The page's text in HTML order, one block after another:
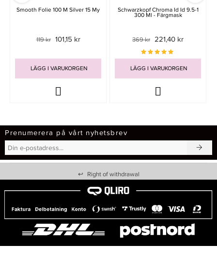
Smooth Folie 100 M Silver 15 My
119 kr 101,15 kr
LÄGG I VARUKORGEN
Schwarzkopf Chroma Id Id 9.5-1
300 Ml - Färgmask
369 kr 221,40 kr
LÄGG I VARUKORGEN
Prenumerera på vårt nyhetsbrev
↩ Right of withdrawal